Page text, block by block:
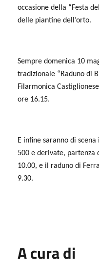
occasione della “Festa
delle piantine dell’orto.
Sempre domenica 10
tradizionale “Raduno di
Filarmonica
ore 16.15.
E infine saranno di
500 e derivate, partenza
10.00, e il raduno di
9.30.
A cura di